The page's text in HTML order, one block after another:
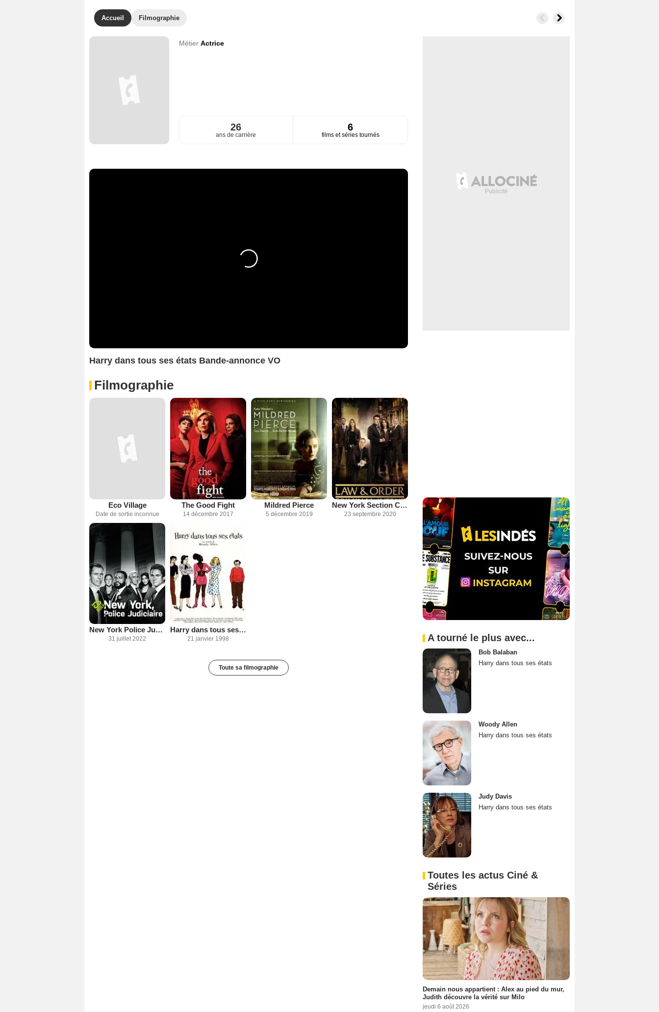
Accueil Filmographie
Métier Actrice
26
ans de carrière
6
films et séries tournés
Harry dans tous ses états Bande-annonce VO
Filmographie
Eco Village
Date de sortie inconnue
The Good Fight
14 décembre 2017
Mildred Pierce
5 décembre 2019
New York Section Criminelle
23 septembre 2020
New York Police Judiciaire
31 juillet 2022
Harry dans tous ses états
21 janvier 1998
Toute sa filmographie
A tourné le plus avec...
Bob Balaban
Harry dans tous ses états
Woody Allen
Harry dans tous ses états
Judy Davis
Harry dans tous ses états
Toutes les actus Ciné &
Séries
Demain nous appartient : Alex au pied du mur,
Judith découvre la vérité sur Milo
jeudi 6 août 2026